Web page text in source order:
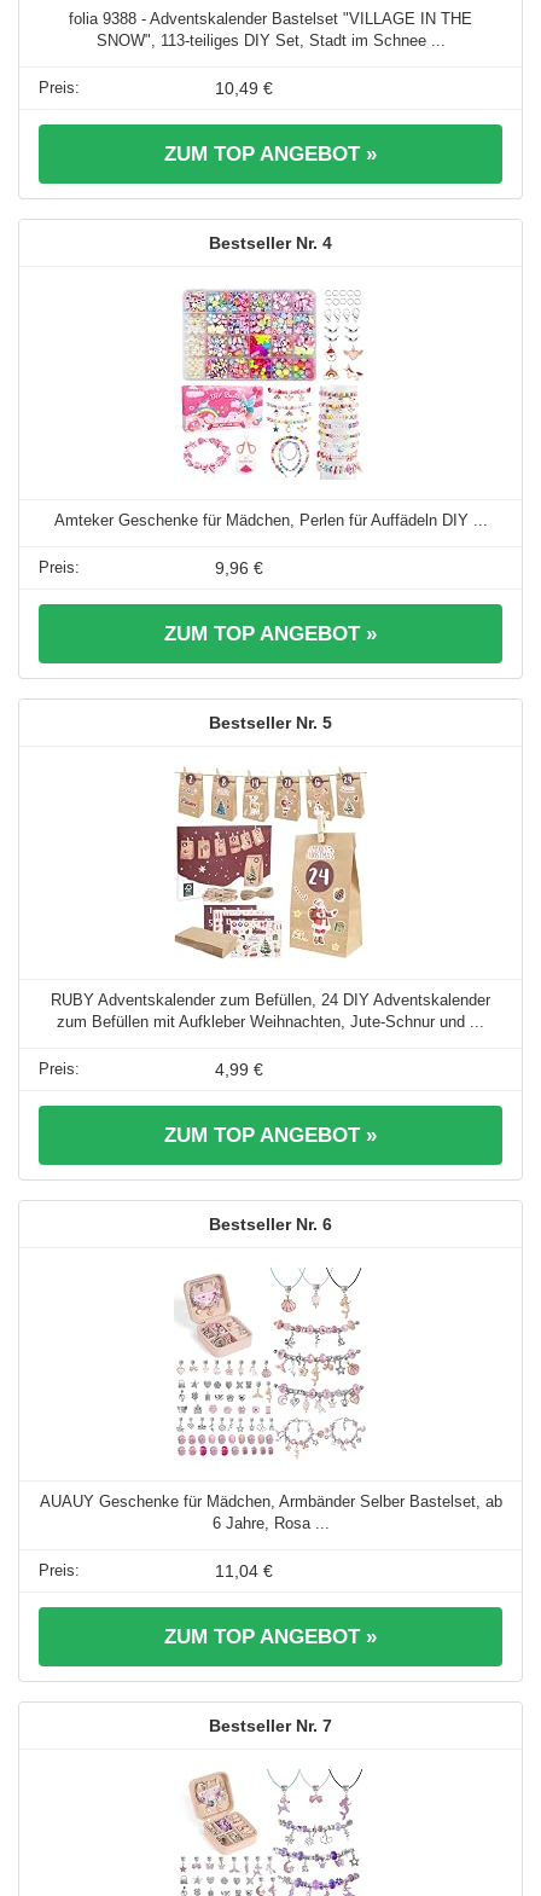
folia 9388 - Adventskalender Bastelset "VILLAGE IN THE
SNOW", 113-teiliges DIY Set, Stadt im Schnee ...
10,49 €
ZUM TOP ANGEBOT »
4
Amteker Geschenke für Mädchen, Perlen für Auffädeln DIY ...
9,96 €
ZUM TOP ANGEBOT »
5
RUBY Adventskalender zum Befüllen, 24 DIY Adventskalender
zum Befüllen mit Aufkleber Weihnachten, Jute-Schnur und ...
4,99 €
ZUM TOP ANGEBOT »
6
AUAUY Geschenke für Mädchen, Armbänder Selber Bastelset, ab
6 Jahre, Rosa ...
11,04 €
ZUM TOP ANGEBOT »
7